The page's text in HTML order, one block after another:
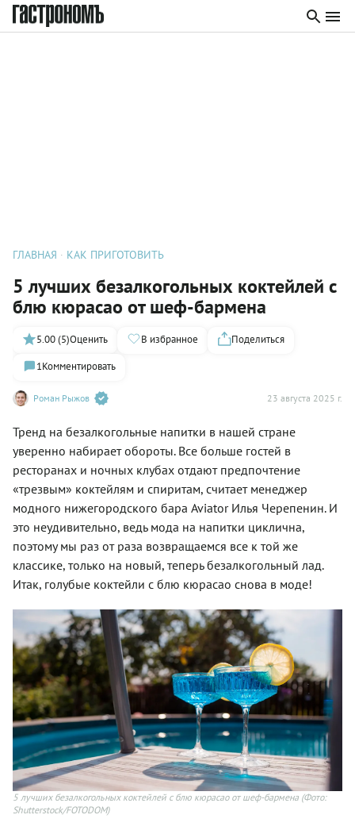
ГЛАВНАЯ КАК ПРИГОТОВИТЬ
5 лучших безалкогольных коктейлей с
блю кюрасао от шеф-бармена
Роман Рыжов 23 августа 2025 г.
5.00 (5)Оценить В избранное
Поделиться
1Комментировать
Тренд на безалкогольные напитки в нашей стране
уверенно набирает обороты. Все больше гостей в
ресторанах и ночных клубах отдают предпочтение
«трезвым» коктейлям и спиритам, считает менеджер
модного нижегородского бара Aviator Илья Черепенин. И
это неудивительно, ведь мода на напитки циклична,
поэтому мы раз от раза возвращаемся все к той же
классике, только на новый, теперь безалкогольный лад.
Итак, голубые коктейли с блю кюрасао снова в моде!
5 лучших безалкогольных коктейлей с блю кюрасао от шеф-бармена (Фото:
Shutterstock/FOTODOM)